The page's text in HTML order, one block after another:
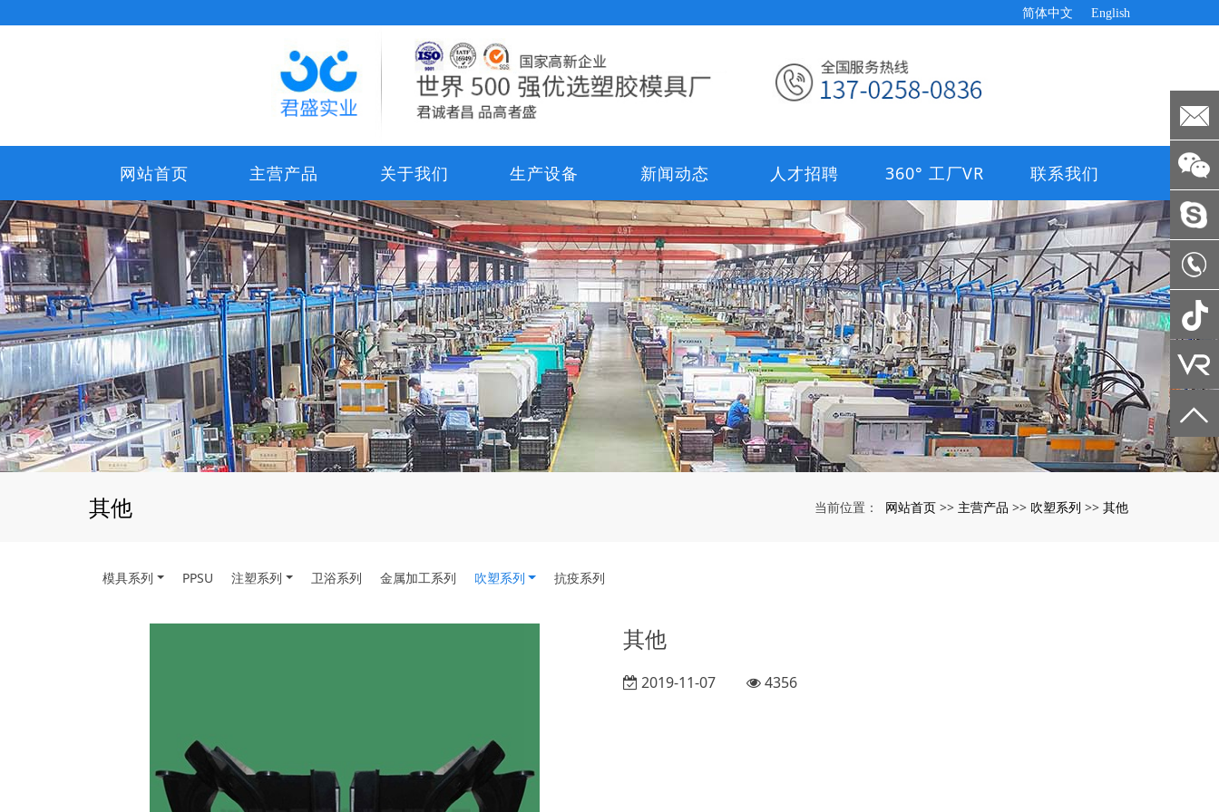
简体中文 English
网站首页 主营产品 关于我们 生产设备 新闻动态 人才招聘 360° 工厂VR 联系我们
其他 当前位置： 网站首页 >> 主营产品 >> 吹塑系列 >> 其他
模具系列 PPSU 注塑系列 卫浴系列 金属加工系列 吹塑系列 抗疫系列
其他
2019-11-07 4356